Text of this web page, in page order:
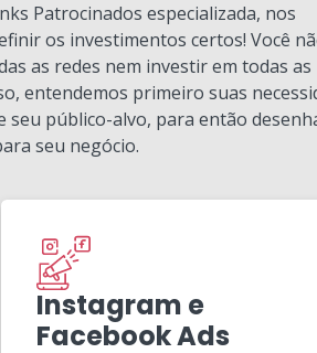
Patrocinados especializada, nos
os investimentos certos! Você
as redes nem investir em todas as
entendemos primeiro suas
seu público-alvo, para então
seu negócio.
Instagram e
Facebook Ads